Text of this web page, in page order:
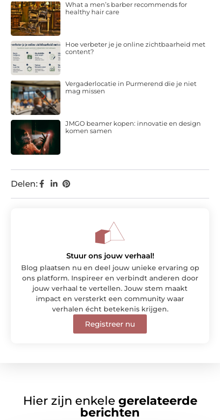
Delen:
What a men’s barber recommends for
healthy hair care
Hoe verbeter je je online zichtbaarheid met
content?
Vergaderlocatie in Purmerend die je niet
mag missen
JMGO beamer kopen: innovatie en design
komen samen
Stuur ons jouw verhaal!
Blog plaatsen nu en deel jouw unieke ervaring op
ons platform. Inspireer en verbindt anderen door
jouw verhaal te vertellen. Jouw stem maakt
impact en versterkt een community waar
verhalen écht betekenis krijgen.
Registreer nu
Hier zijn enkele gerelateerde
berichten